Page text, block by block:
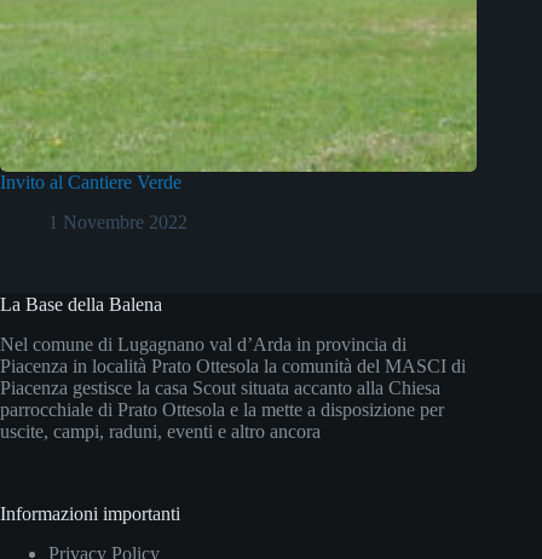
Invito al Cantiere Verde
1 Novembre 2022
La Base della Balena
Nel comune di Lugagnano val d’Arda in provincia di
Piacenza in località Prato Ottesola la comunità del MASCI di
Piacenza gestisce la casa Scout situata accanto alla Chiesa
parrocchiale di Prato Ottesola e la mette a disposizione per
uscite, campi, raduni, eventi e altro ancora
Informazioni importanti
Privacy Policy